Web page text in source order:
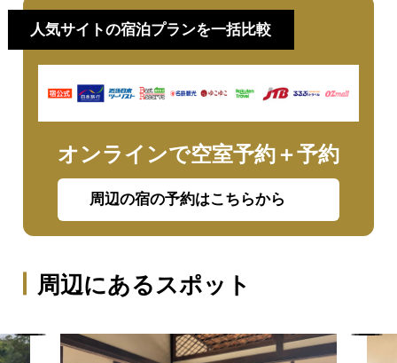
人気サイトの宿泊プランを一括比較
オンラインで空室予約＋予約
周辺の宿の予約はこちらから
周辺にあるスポット